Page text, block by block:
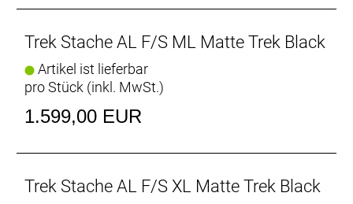
Das Stache ist dank seiner extrakurzen 420-mm-
Midstay schafft Platz für extragroße Reifen,
während Horizontal verschiebbare Ausfallenden die
Feinabstimmung des Radstandes ermöglichen.
zugreift und locker über ruppiges Terrain
Trek Stache AL F/S ML Matte Trek Black
Artikel ist lieferbar
pro Stück (inkl. MwSt.)
1.599,00 EUR
Trek Stache AL F/S XL Matte Trek Black